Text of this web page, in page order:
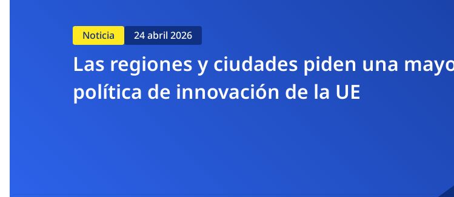
Noticia 24 abril 2026
Las regiones y ciudades piden una
política de innovación de la UE